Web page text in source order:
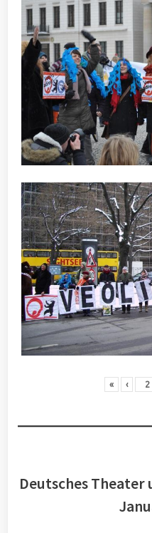
« ‹
Deutsches Theater